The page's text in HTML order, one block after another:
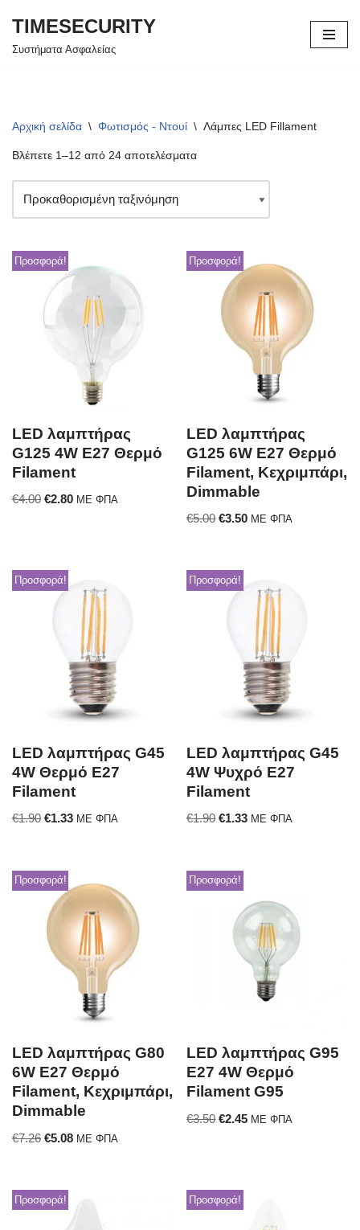
Μεταπηδήστε
TIMESECURITY
Συστήματα Ασφαλείας
Αρχική σελίδα \ Φωτισμός - Ντουί \ Λάμπες LED Fillament
Βλέπετε 1–12 από 24 αποτελέσματα
Προσφορά!
LED λαμπτήρας
G125 4W E27 Θερμό
Filament
€4.00 €2.80 ΜΕ ΦΠΑ
Προσφορά!
LED λαμπτήρας
G125 6W E27 Θερμό
Filament, Κεχριμπάρι,
Dimmable
€5.00 €3.50 ΜΕ ΦΠΑ
Προσφορά!
LED λαμπτήρας G45
4W Θερμό E27
Filament
€1.90 €1.33 ΜΕ ΦΠΑ
Προσφορά!
LED λαμπτήρας G45
4W Ψυχρό E27
Filament
€1.90 €1.33 ΜΕ ΦΠΑ
Προσφορά!
LED λαμπτήρας G80
6W E27 Θερμό
Filament, Κεχριμπάρι,
Dimmable
€7.26 €5.08 ΜΕ ΦΠΑ
Προσφορά!
LED λαμπτήρας G95
E27 4W Θερμό
Filament G95
€3.50 €2.45 ΜΕ ΦΠΑ
Προσφορά! Προσφορά!